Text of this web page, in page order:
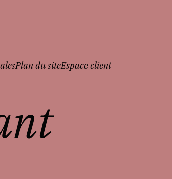
Plan du siteEspace client